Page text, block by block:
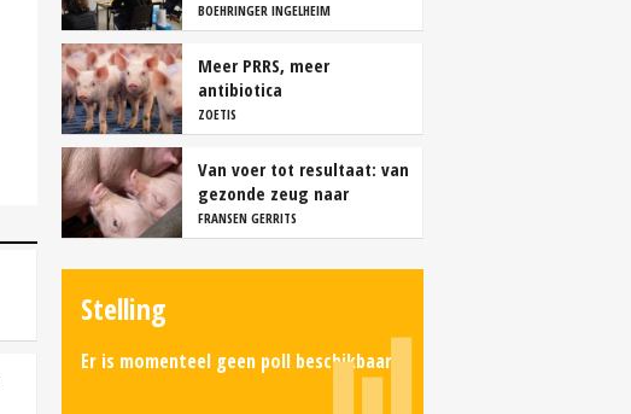
BOEHRINGER INGELHEIM
Meer PRRS, meer
antibiotica
ZOETIS
Van voer tot resultaat: van
gezonde zeug naar
succesvolle biggen
FRANSEN GERRITS
Stelling
Er is momenteel geen poll beschikbaar.